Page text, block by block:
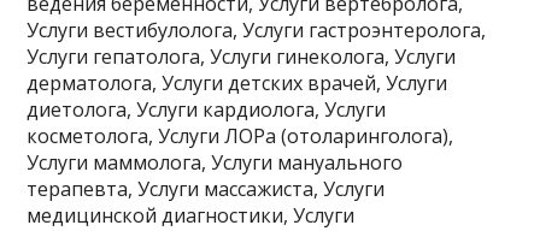
Услуги вестибулолога, Услуги гастроэнтеролога,
Услуги гепатолога, Услуги гинеколога, Услуги
дерматолога, Услуги детских врачей, Услуги
диетолога, Услуги кардиолога, Услуги
косметолога, Услуги ЛОРа (отоларинголога),
Услуги маммолога, Услуги мануального
терапевта, Услуги массажиста, Услуги
медицинской диагностики, Услуги